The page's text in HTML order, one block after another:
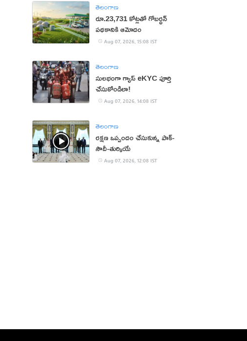
తెలంగాణ
రూ.23,731 కోట్లతో గోబర్ధన్
పథకానికి ఆమోదం
Aug 07, 2026, 15:08 IST
తెలంగాణ
సులభంగా గ్యాస్ eKYC పూర్తి
చేసుకోండిలా!
Aug 07, 2026, 14:08 IST
తెలంగాణ
రక్షణ ఒప్పందం చేసుకున్న పాక్‌-
సౌదీ-తుర్కియే
Aug 07, 2026, 12:08 IST